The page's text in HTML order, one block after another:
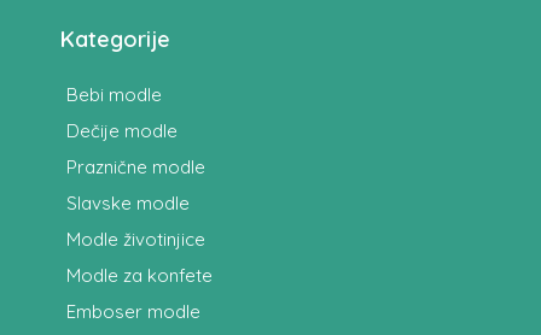
na račun Prodavca. Važeći PostExpress cenovnik
Pošte Srbije pogledajte
Kategorije
Bebi modle
Dečije modle
Praznične modle
Slavske modle
Modle životinjice
Modle za konfete
Emboser modle